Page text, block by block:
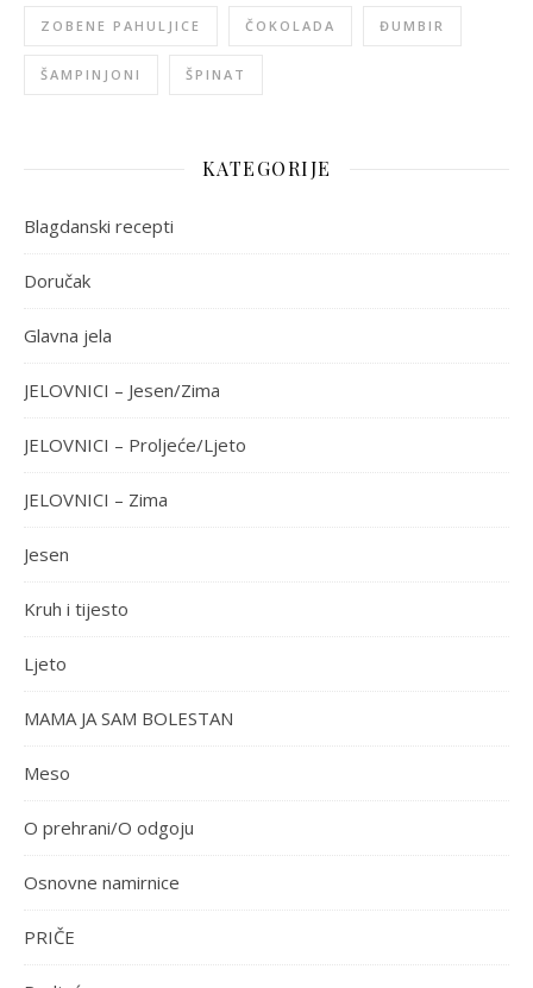
ZOBENE PAHULJICE ČOKOLADA ĐUMBIR
ŠAMPINJONI ŠPINAT
KATEGORIJE
Blagdanski recepti
Doručak
Glavna jela
JELOVNICI – Jesen/Zima
JELOVNICI – Proljeće/Ljeto
JELOVNICI – Zima
Jesen
Kruh i tijesto
Ljeto
MAMA JA SAM BOLESTAN
Meso
O prehrani/O odgoju
Osnovne namirnice
PRIČE